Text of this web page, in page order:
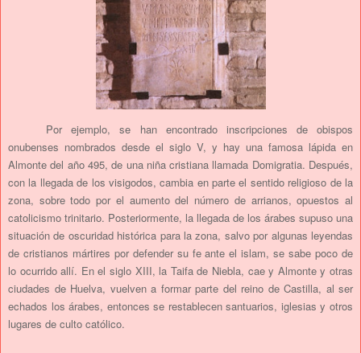
Por ejemplo, se han encontrado inscripciones de obispos
onubenses nombrados desde el siglo V, y hay una famosa lápida en
Almonte del año 495, de una niña cristiana llamada Domigratia. Después,
con la llegada de los visigodos, cambia en parte el sentido religioso de la
zona, sobre todo por el aumento del número de arrianos, opuestos al
catolicismo trinitario. Posteriormente, la llegada de los árabes supuso una
situación de oscuridad histórica para la zona, salvo por algunas leyendas
de cristianos mártires por defender su fe ante el islam, se sabe poco de
lo ocurrido allí. En el siglo XIII, la Taifa de Niebla, cae y Almonte y otras
ciudades de Huelva, vuelven a formar parte del reino de Castilla, al ser
echados los árabes, entonces se restablecen santuarios, iglesias y otros
lugares de culto católico.